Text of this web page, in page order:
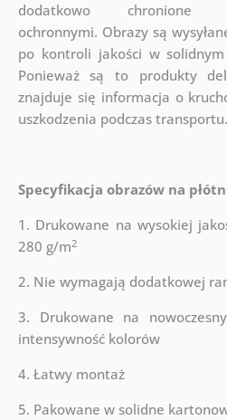
dodatkowo chronione
ochronnymi. Obrazy są
po kontroli jakości w solidnym
Ponieważ są to produkty
znajduje się informacja o
uszkodzenia podczas transportu.
Specyfikacja obrazów na
1. Drukowane na wysokiej
280 g/m2
2. Nie wymagają dodatkowej
3. Drukowane na
intensywność kolorów
4. Łatwy montaż
5. Pakowane w solidne